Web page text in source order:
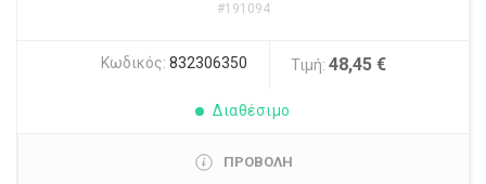
#191094
Κωδικός: 832306350 Τιμή: 48,45 €
Διαθέσιμο
ΠΡΟΒΟΛΗ